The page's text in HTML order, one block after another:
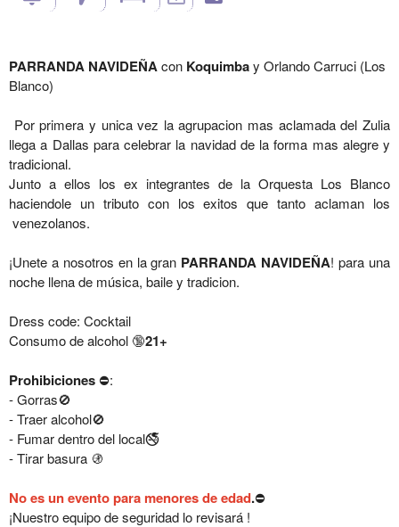
PARRANDA NAVIDEÑAcon Koquimbay Orlando Carruci (Los
Blanco)
Por primera y unica vez la agrupacion mas aclamada del Zulia
llega a Dallas para celebrar la navidad de la forma mas alegre y
tradicional.
Junto a ellos los ex integrantes de la Orquesta Los Blanco
haciendole un tributo con los exitos que tanto aclaman los
venezolanos.
¡Unete a nosotros en la gran PARRANDA NAVIDEÑA! para una
noche llena de música, baile y tradicion.
Dress code: Cocktail
Consumo de alcohol 🔞21+
Prohibiciones ⛔️:
- Gorras🚫
- Traer alcohol🚫
- Fumar dentro del local🚭
- Tirar basura 🚯
No es un evento para menores de edad.⛔️
¡Nuestro equipo de seguridad lo revisará !